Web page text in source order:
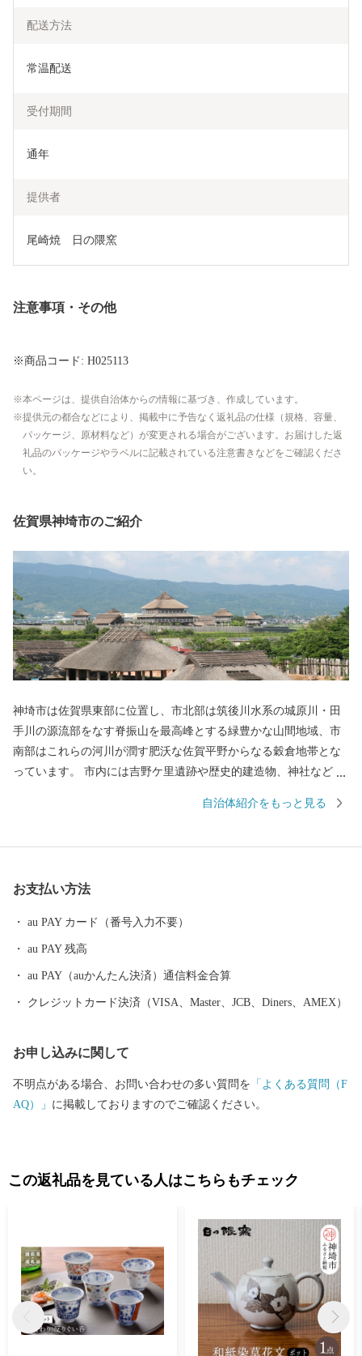
配送方法
常温配送
受付期間
通年
提供者
尾崎焼　日の隈窯
注意事項・その他
※商品コード: H025113
本ページは、提供自治体からの情報に基づき、作成しています。
提供元の都合などにより、掲載中に予告なく返礼品の仕様（規格、容量、
パッケージ、原材料など）が変更される場合がございます。お届けした返
礼品のパッケージやラベルに記載されている注意書きなどをご確認くださ
い。
佐賀県神埼市のご紹介
神埼市は佐賀県東部に位置し、市北部は筑後川水系の城原川・田
手川の源流部をなす脊振山を最高峰とする緑豊かな山間地域、市
南部はこれらの河川が潤す肥沃な佐賀平野からなる穀倉地帯とな
っています。 市内には吉野ケ里遺跡や歴史的建造物、神社などの
継承され、地域文化として形成されています。
自治体紹介をもっと見る
お支払い方法
au PAY カード（番号入力不要）
au PAY 残高
au PAY（auかんたん決済）通信料金合算
クレジットカード決済（VISA、Master、JCB、Diners、AMEX）
お申し込みに関して
不明点がある場合、お問い合わせの多い質問を 「よくある質問（F
AQ）」 に掲載しておりますのでご確認ください。
この返礼品を見ている人はこちらもチェック